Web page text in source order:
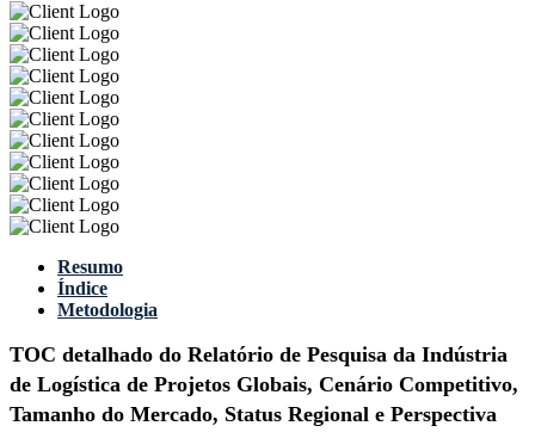
Resumo
Índice
Metodologia
TOC detalhado do Relatório de Pesquisa da Indústria
de Logística de Projetos Globais, Cenário Competitivo,
Tamanho do Mercado, Status Regional e Perspectiva